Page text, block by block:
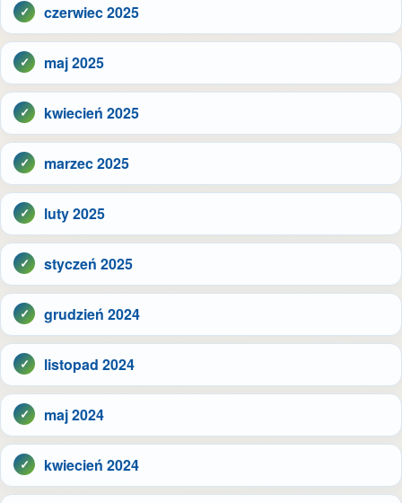
czerwiec 2025
maj 2025
kwiecień 2025
marzec 2025
luty 2025
styczeń 2025
grudzień 2024
listopad 2024
maj 2024
kwiecień 2024